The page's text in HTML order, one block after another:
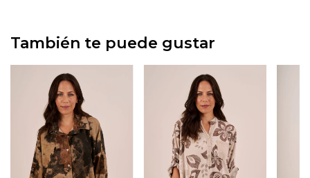
También te puede gustar